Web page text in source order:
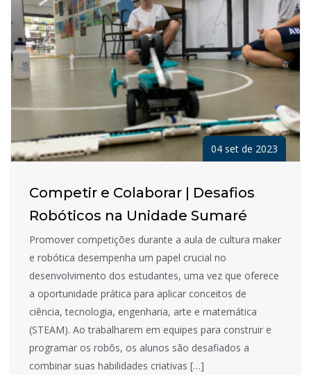
04 set de 2023
Competir e Colaborar | Desafios
Robóticos na Unidade Sumaré
Promover competições durante a aula de cultura maker
e robótica desempenha um papel crucial no
desenvolvimento dos estudantes, uma vez que oferece
a oportunidade prática para aplicar conceitos de
ciência, tecnologia, engenharia, arte e matemática
(STEAM). Ao trabalharem em equipes para construir e
programar os robôs, os alunos são desafiados a
combinar suas habilidades criativas […]